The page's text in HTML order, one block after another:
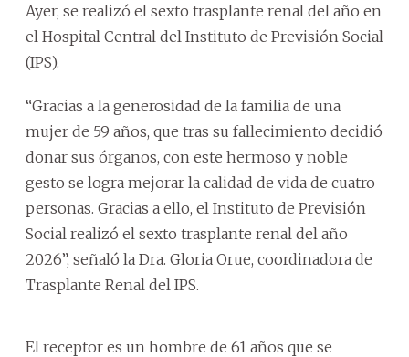
Ayer, se realizó el sexto trasplante renal del año en
el Hospital Central del Instituto de Previsión Social
(IPS).
“Gracias a la generosidad de la familia de una
mujer de 59 años, que tras su fallecimiento decidió
donar sus órganos, con este hermoso y noble
gesto se logra mejorar la calidad de vida de cuatro
personas. Gracias a ello, el Instituto de Previsión
Social realizó el sexto trasplante renal del año
2026”, señaló la Dra. Gloria Orue, coordinadora de
Trasplante Renal del IPS.
El receptor es un hombre de 61 años que se